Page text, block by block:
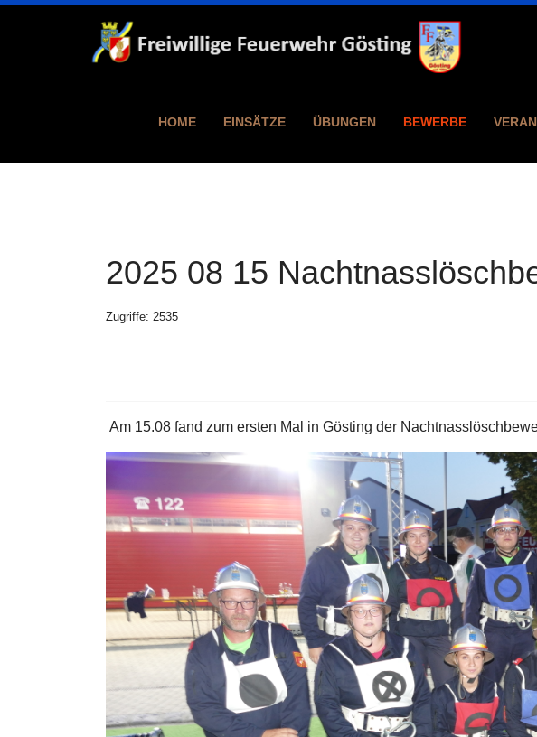
HOME EINSÄTZE ÜBUNGEN BEWERBE
2025 08 15
Zugriffe: 2535
Am 15.08 fand zum ersten Mal in Gösting der